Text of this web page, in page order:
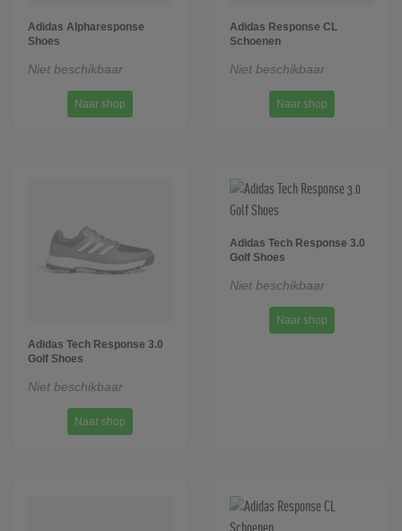
Adidas Alpharesponse
Shoes
Niet beschikbaar
Naar shop
Adidas Response CL
Schoenen
Niet beschikbaar
Naar shop
Adidas Tech Response 3.0
Golf Shoes
Niet beschikbaar
Naar shop
Adidas Tech Response 3.0
Golf Shoes
Niet beschikbaar
Naar shop